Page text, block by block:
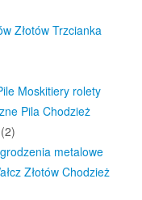
Złotów Trzcianka
Moskitiery rolety
Pila Chodzież
(2)
metalowe
Złotów Chodzież